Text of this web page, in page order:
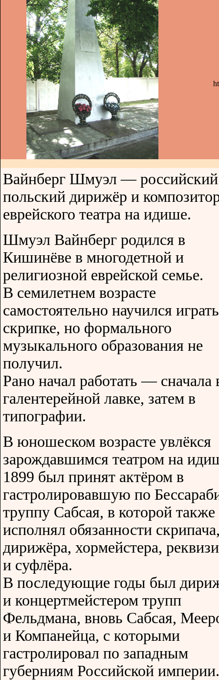
Вайнберг Шмуэл —
польский дирижёр и
еврейского театра на идише.
Шмуэл Вайнберг родился в
Кишинёве в многодетной и
религиозной еврейской семье.
В семилетнем возрасте
самостоятельно научился
скрипке, но формального
музыкального образования не
получил.
Рано начал работать — сначала
галентерейной лавке, затем в
типографии.
В юношеском возрасте увлёкся
зарождавшимся театром на
1899 был принят актёром в
гастролировавшую по
труппу Сабсая, в которой также
исполнял обязанности
дирижёра, хормейстера,
и суфлёра.
В последующие годы был
и концертмейстером трупп
Фельдмана, вновь Сабсая,
и Компанейца, с которыми
гастролировал по западным
губерниям Российской империи.